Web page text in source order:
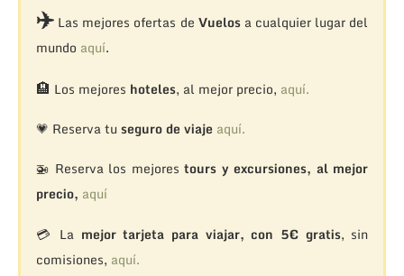
✈️Las mejores ofertas de Vuelosa cualquier lugar del
mundo aquí.
🏨 Los mejores hoteles, al mejor precio, aquí.
💗 Reserva tu seguro de viaje aquí.
🚁 Reserva los mejorestours y excursiones, al mejor
precio, aquí
💳 La mejor tarjeta para viajar, con 5€ gratis, sin
comisiones, aquí.